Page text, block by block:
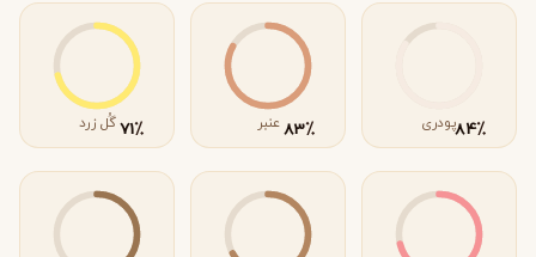
٪84پودری ٪83 عنبر ٪71 گُل زرد